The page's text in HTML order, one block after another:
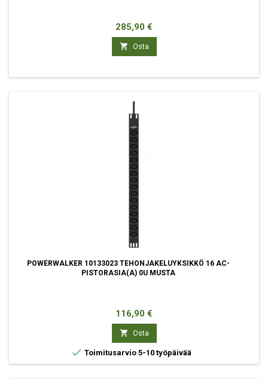
Hinta
285,90 €
 Osta
POWERWALKER 10133023 TEHONJAKELUYKSIKKÖ 16 AC-
PISTORASIA(A) 0U MUSTA
Hinta
116,90 €
 Osta
 Toimitusarvio 5-10 työpäivää